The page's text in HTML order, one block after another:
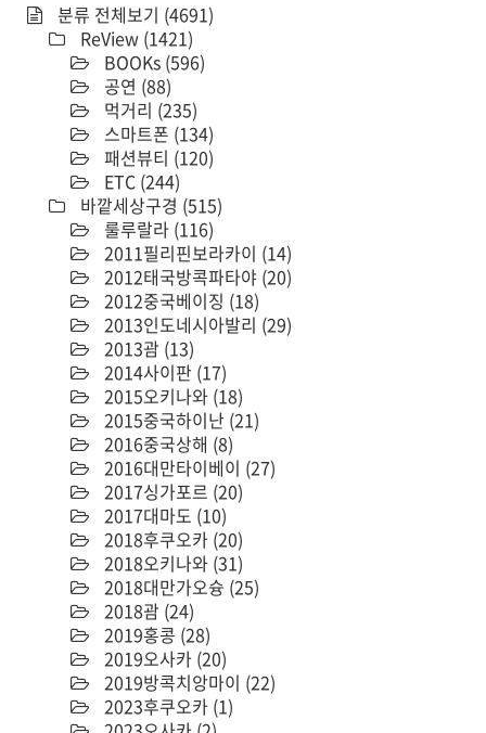
분류 전체보기 (4691)
ReView (1421)
BOOKs (596)
공연 (88)
먹거리 (235)
스마트폰 (134)
패션뷰티 (120)
ETC (244)
바깥세상구경 (515)
룰루랄라 (116)
2011필리핀보라카이 (14)
2012태국방콕파타야 (20)
2012중국베이징 (18)
2013인도네시아발리 (29)
2013괌 (13)
2014사이판 (17)
2015오키나와 (18)
2015중국하이난 (21)
2016중국상해 (8)
2016대만타이베이 (27)
2017싱가포르 (20)
2017대마도 (10)
2018후쿠오카 (20)
2018오키나와 (31)
2018대만가오슝 (25)
2018괌 (24)
2019홍콩 (28)
2019오사카 (20)
2019방콕치앙마이 (22)
2023후쿠오카 (1)